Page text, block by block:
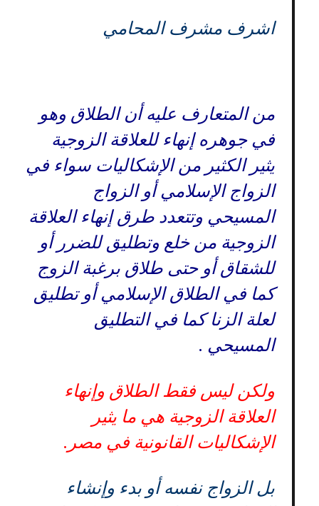
اشرف مشرف المحامي
من المتعارف عليه أن الطلاق وهو
في جوهره إنهاء للعلاقة الزوجية
يثير الكثير من الإشكاليات سواء في
الزواج الإسلامي أو الزواج
المسيحي وتتعدد طرق إنهاء العلاقة
الزوجية من خلع وتطليق للضرر أو
للشقاق أو حتى طلاق برغبة الزوج
كما في الطلاق الإسلامي أو تطليق
لعلة الزنا كما في التطليق
المسيحي .
ولكن ليس فقط الطلاق وإنهاء
العلاقة الزوجية هي ما يثير
الإشكاليات القانونية في مصر.
بل الزواج نفسه أو بدء وإنشاء